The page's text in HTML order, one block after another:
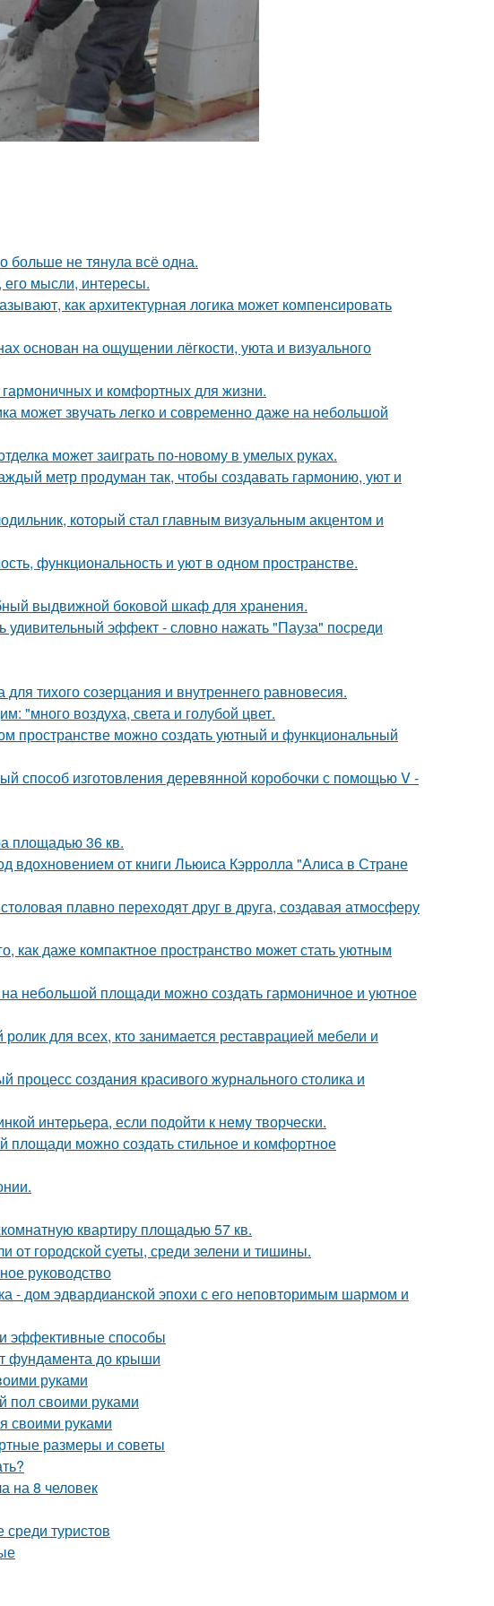
больше не тянула всё одна.
его мысли, интересы.
как архитектурная логика может компенсировать
основан на ощущении лёгкости, уюта и визуального
и комфортных для жизни.
может звучать легко и современно даже на небольшой
может заиграть по-новому в умелых руках.
метр продуман так, чтобы создавать гармонию, уют и
который стал главным визуальным акцентом и
функциональность и уют в одном пространстве.
выдвижной боковой шкаф для хранения.
удивительный эффект - словно нажать "Пауза" посреди
тихого созерцания и внутреннего равновесия.
"много воздуха, света и голубой цвет.
пространстве можно создать уютный и функциональный
способ изготовления деревянной коробочки с помощью V -
площадью 36 кв.
вдохновением от книги Льюиса Кэрролла "Алиса в Стране
плавно переходят друг в друга, создавая атмосферу
как даже компактное пространство может стать уютным
небольшой площади можно создать гармоничное и уютное
для всех, кто занимается реставрацией мебели и
процесс создания красивого журнального столика и
интерьера, если подойти к нему творчески.
площади можно создать стильное и комфортное
квартиру площадью 57 кв.
городской суеты, среди зелени и тишины.
руководство
- дом эдвардианской эпохи с его неповторимым шармом и
эффективные способы
фундамента до крыши
руками
пол своими руками
своими руками
размеры и советы
на 8 человек
туристов